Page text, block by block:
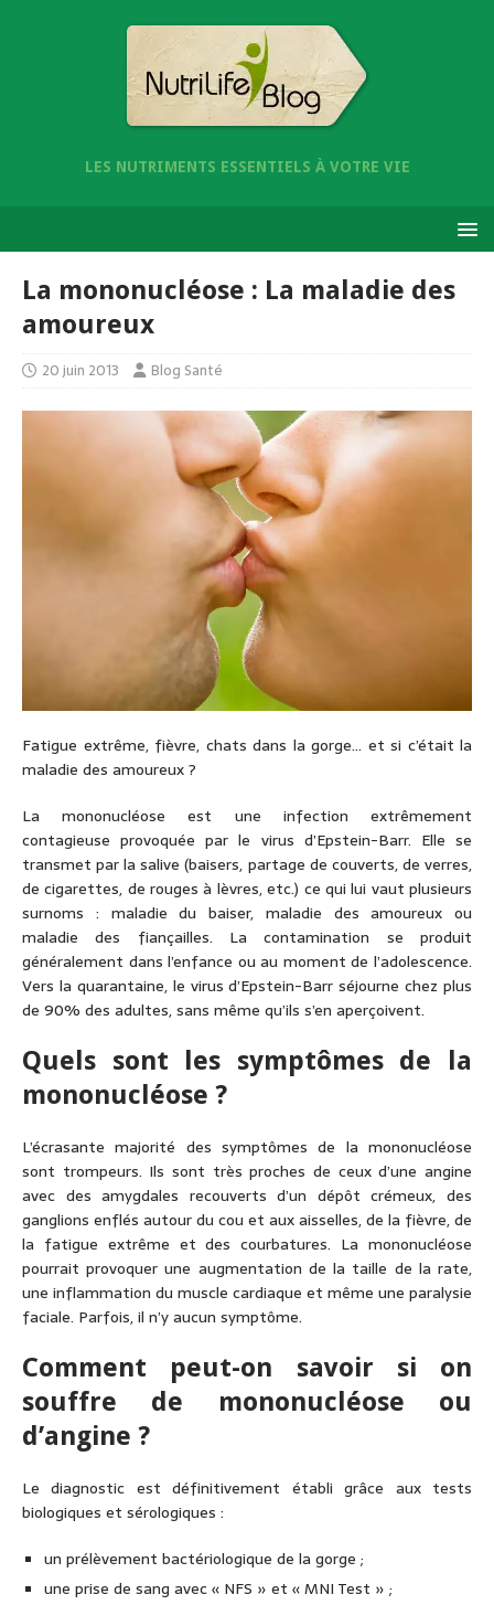
LES NUTRIMENTS ESSENTIELS À VOTRE VIE
La mononucléose : La maladie des
amoureux
20 juin 2013 Blog Santé
Fatigue extrême, fièvre, chats dans la gorge… et si c’était la
maladie des amoureux ?
La mononucléose est une infection extrêmement
contagieuse provoquée par le virus d’Epstein-Barr. Elle se
transmet par la salive (baisers, partage de couverts, de verres,
de cigarettes, de rouges à lèvres, etc.) ce qui lui vaut plusieurs
surnoms : maladie du baiser, maladie des amoureux ou
maladie des fiançailles. La contamination se produit
généralement dans l’enfance ou au moment de l’adolescence.
Vers la quarantaine, le virus d’Epstein-Barr séjourne chez plus
de 90% des adultes, sans même qu’ils s’en aperçoivent.
Quels sont les symptômes de la
mononucléose ?
L’écrasante majorité des symptômes de la mononucléose
sont trompeurs. Ils sont très proches de ceux d’une angine
avec des amygdales recouverts d’un dépôt crémeux, des
ganglions enflés autour du cou et aux aisselles, de la fièvre, de
la fatigue extrême et des courbatures. La mononucléose
pourrait provoquer une augmentation de la taille de la rate,
une inflammation du muscle cardiaque et même une paralysie
faciale. Parfois, il n’y aucun symptôme.
Comment peut-on savoir si on
souffre de mononucléose ou
d’angine ?
Le diagnostic est définitivement établi grâce aux tests
biologiques et sérologiques :
un prélèvement bactériologique de la gorge ;
une prise de sang avec « NFS » et « MNI Test » ;